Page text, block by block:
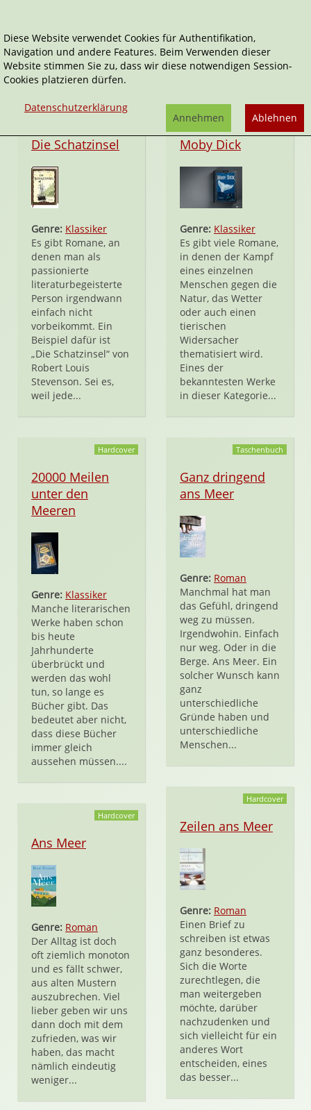
Meer
Die Schatzinsel
Genre: Klassiker
Es gibt Romane, an
denen man als
passionierte
literaturbegeisterte
Person irgendwann
einfach nicht
vorbeikommt. Ein
Beispiel dafür ist
„Die Schatzinsel“ von
Robert Louis
Stevenson. Sei es,
weil jede...
Hardcover
Moby Dick
Genre: Klassiker
Es gibt viele Romane,
in denen der Kampf
eines einzelnen
Menschen gegen die
Natur, das Wetter
oder auch einen
tierischen
Widersacher
thematisiert wird.
Eines der
bekanntesten Werke
in dieser Kategorie...
Hardcover
20000 Meilen
unter den
Meeren
Genre: Klassiker
Manche literarischen
Werke haben schon
bis heute
Jahrhunderte
überbrückt und
werden das wohl
tun, so lange es
Bücher gibt. Das
bedeutet aber nicht,
dass diese Bücher
immer gleich
aussehen müssen....
Taschenbuch
Ganz dringend
ans Meer
Genre: Roman
Manchmal hat man
das Gefühl, dringend
weg zu müssen.
Irgendwohin. Einfach
nur weg. Oder in die
Berge. Ans Meer. Ein
solcher Wunsch kann
ganz
unterschiedliche
Gründe haben und
unterschiedliche
Menschen...
Hardcover
Ans Meer
Genre: Roman
Der Alltag ist doch
oft ziemlich monoton
und es fällt schwer,
aus alten Mustern
auszubrechen. Viel
lieber geben wir uns
dann doch mit dem
zufrieden, was wir
haben, das macht
nämlich eindeutig
weniger...
Hardcover
Zeilen ans Meer
Genre: Roman
Einen Brief zu
schreiben ist etwas
ganz besonderes.
Sich die Worte
zurechtlegen, die
man weitergeben
möchte, darüber
nachzudenken und
sich vielleicht für ein
anderes Wort
entscheiden, eines
das besser...
Diese Website verwendet Cookies für Authentifikation,
Navigation und andere Features. Beim Verwenden dieser
Website stimmen Sie zu, dass wir diese notwendigen Session-
Cookies platzieren dürfen.
Datenschutzerklärung
Ablehnen
Annehmen